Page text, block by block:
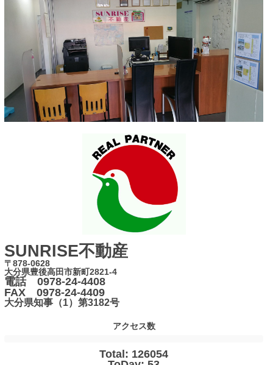
SUNRISE不動産
〒878-0628
大分県豊後高田市新町2821-4
電話 0978-24-4408
FAX 0978-24-4409
大分県知事（1）第3182号
アクセス数
Total: 126054